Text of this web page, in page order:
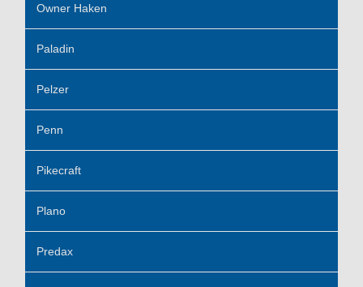
Owner Haken
Paladin
Pelzer
Penn
Pikecraft
Plano
Predax